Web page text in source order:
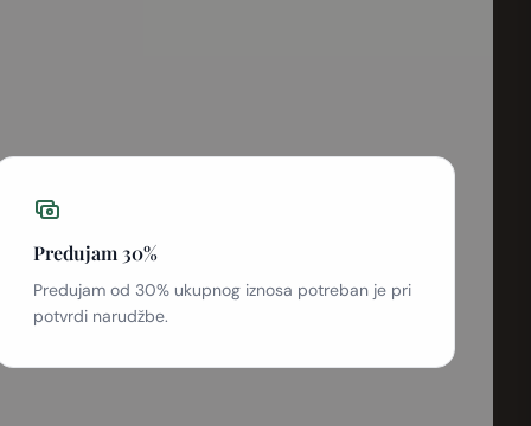
Predujam 30%
Predujam od 30% ukupnog iznosa potreban je pri
potvrdi narudžbe.